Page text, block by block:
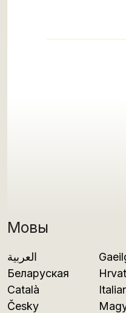
Мовы
العربية
Беларуская
Català
Česky